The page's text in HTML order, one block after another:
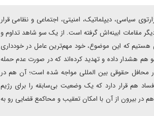
هزارتوی سیاسی، دیپلماتیک، امنیتی، اجتماعی و نظامی قرار
مقامات ابینه‌اش گرفته است. از یک سو شاهد تداوم و
هستیم که این موضوع، خود مهم‌ترین عامل در خودداری
هم هشدار داده‌ و تهدید کرده‌اند که در صورت عدم حمله
محافل حقوقی بین المللی مواجه شده است؛ آن هم در
هم قرار دارد که یک وضعیت بی‌سابقه را برای رژیم
بیرون از آن با امکان تعقیب و محاکمع قضایی رو به